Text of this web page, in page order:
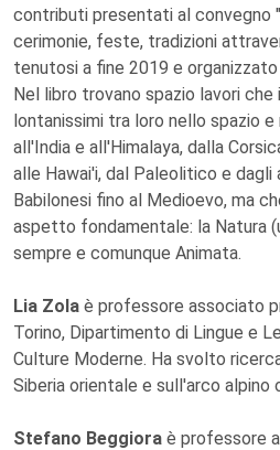
contributi presentati al convegno
cerimonie, feste, tradizioni
tenutosi a fine 2019 e
Nel libro trovano spazio lavori
lontanissimi tra loro nello spazio
all'India e all'Himalaya, dalla
alle Hawai'i, dal Paleolitico e dagli
Babilonesi fino al Medioevo, ma
aspetto fondamentale: la Natura
sempre e comunque Animata.
Lia Zola è professore associato
Torino, Dipartimento di Lingue e
Culture Moderne. Ha svolto
Siberia orientale e sull'arco alpino
Stefano Beggiora è professore